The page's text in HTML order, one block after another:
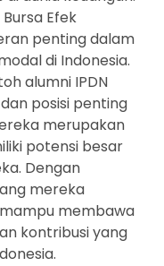
Efek
penting dalam
di Indonesia.
alumni IPDN
posisi penting
merupakan
potensi besar
Dengan
mereka
membawa
kontribusi yang